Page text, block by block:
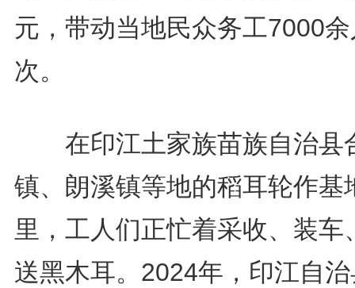
元，带动当地民众务工7000
次。
在印江土家族苗族自治县
镇、朗溪镇等地的稻耳轮作基
里，工人们正忙着采收、装车
送黑木耳。2024年，印江自